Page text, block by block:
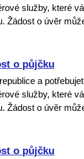
služby, které
Žádost o úvěr
o půjčku
a
služby, které
Žádost o úvěr
o půjčku